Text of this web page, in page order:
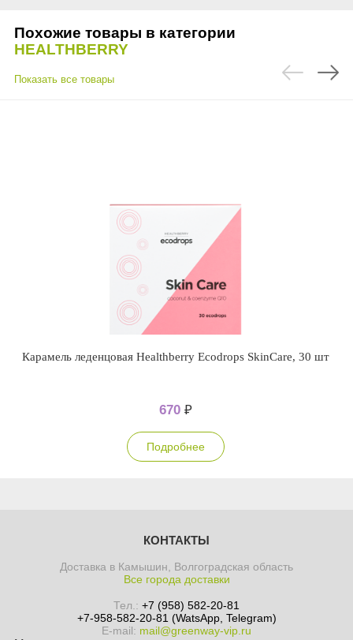
Похожие товары в категории
HEALTHBERRY
Показать все товары
Карамель леденцовая Healthberry Ecodrops SkinCare, 30 шт
670 ₽
Подробнее
КОНТАКТЫ
Доставка в Камышин, Волгоградская область
Все города доставки
Тел.: +7 (958) 582-20-81
+7-958-582-20-81 (WatsApp, Telegram)
E-mail: mail@greenway-vip.ru